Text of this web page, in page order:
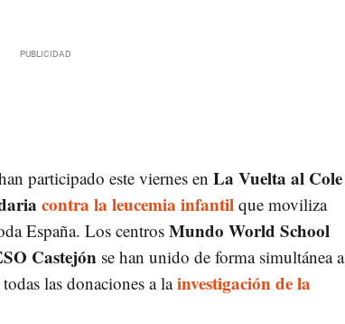
participado este viernes en La Vuelta al Cole
contra la leucemia infantil que moviliza
España. Los centrosMundo World School
Castejón se han unido de forma simultánea a
las donaciones a lainvestigación de la